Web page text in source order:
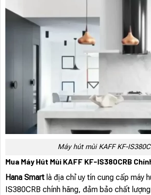
Máy hút mùi KAFF KF-
Mua Máy Hút Mùi KAFF KF-IS380CRB
Hana Smartlà địa chỉ uy tín cung cấp máy
IS380CRB chính hãng, đảm bảo chất